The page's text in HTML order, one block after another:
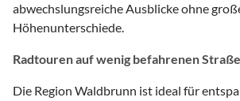
abwechslungsreiche Ausblicke ohne
Höhenunterschiede.
Radtouren auf wenig befahrenen
Die Region Waldbrunn ist ideal für